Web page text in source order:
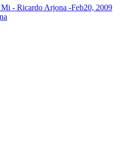
- Ricardo Arjona -Feb20, 2009